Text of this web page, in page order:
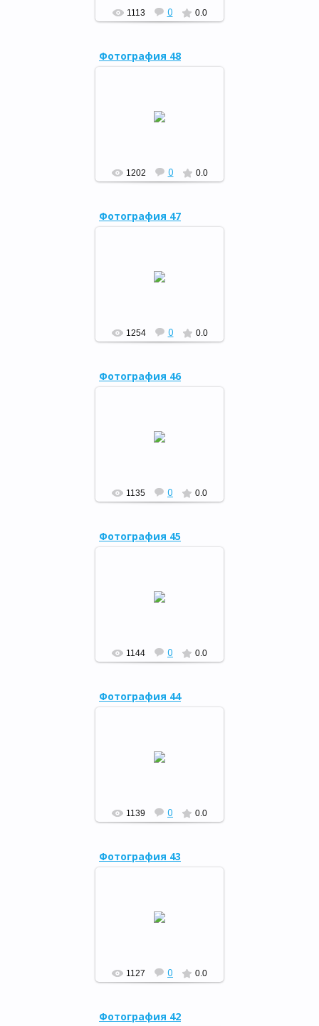
1113 0 0.0
Фотография 48
«Ночь искусств», 06.11.15
РФ
1202 0 0.0
Фотография 47
30.10.15
1254 0 0.0
Фотография 46
настоящее», 10.10.15
1135 0 0.0
Фотография 45
07.10.15
1144 0 0.0
Фотография 44
25.09.15
1139 0 0.0
Фотография 43
«Праздник цветов», 29.08.15
РФ
1127 0 0.0
Фотография 42